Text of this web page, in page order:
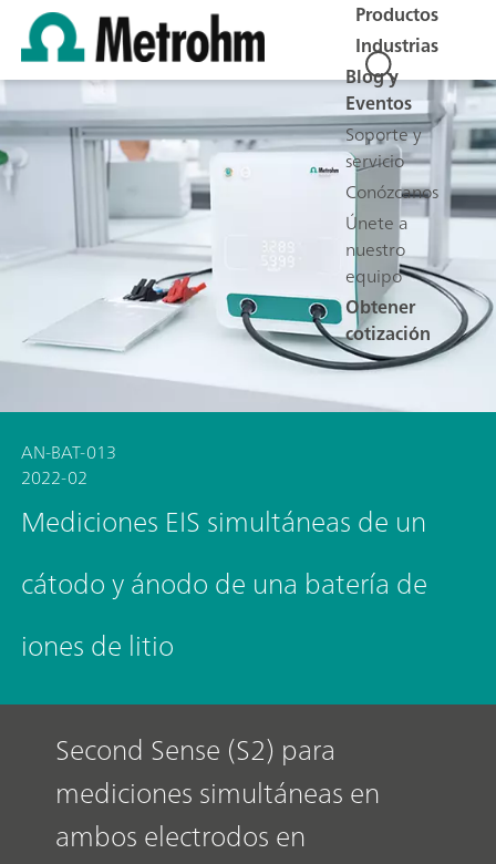
Productos
Industrias
Blog y
Eventos
Soporte y
servicio
Conózcanos
Únete a
nuestro
equipo
Obtener
cotización
AN-BAT-013
2022-02
Mediciones EIS simultáneas de un
cátodo y ánodo de una batería de
iones de litio
Second Sense (S2) para
mediciones simultáneas en
ambos electrodos en